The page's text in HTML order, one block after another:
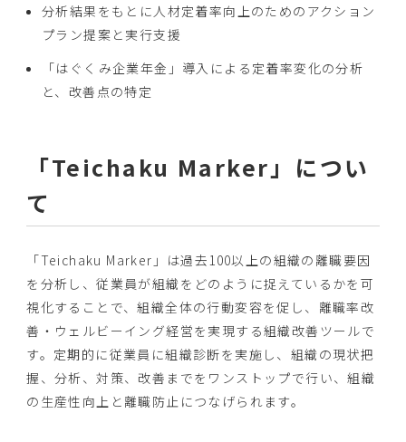
分析結果をもとに人材定着率向上のためのアクション
プラン提案と実行支援
「はぐくみ企業年金」導入による定着率変化の分析
と、改善点の特定
「Teichaku Marker」につい
て
「Teichaku Marker」は過去100以上の組織の離職要因
を分析し、従業員が組織をどのように捉えているかを可
視化することで、組織全体の行動変容を促し、離職率改
善・ウェルビーイング経営を実現する組織改善ツールで
す。定期的に従業員に組織診断を実施し、組織の現状把
握、分析、対策、改善までをワンストップで行い、組織
の生産性向上と離職防止につなげられます。